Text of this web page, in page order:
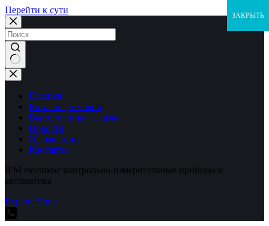
Перейти к сути
Ничего
не
найденоГлавная
Каталог датчиков
Выполненные заказы
Новости
О компании
Контакты
IFM electronic контрольно-измерительные приборы и
автоматика
Explore Shop
ЗАКРЫТЬ